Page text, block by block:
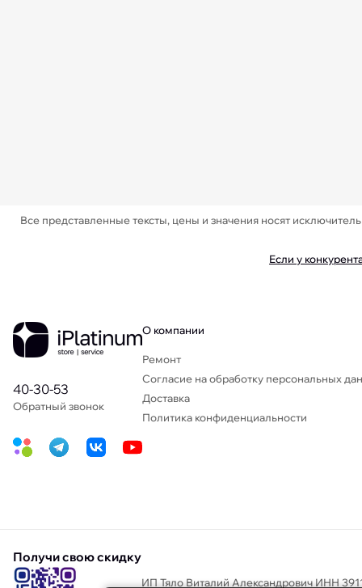
Все представленные тексты, цены и значения носят
Если у
40-30-53
Обратный звонок
О компании
Ремонт
Согласие на обработку персональных
Доставка
Политика конфиденциальности
Получи свою скидку
ИП Тяло Виталий Александрович ИНН